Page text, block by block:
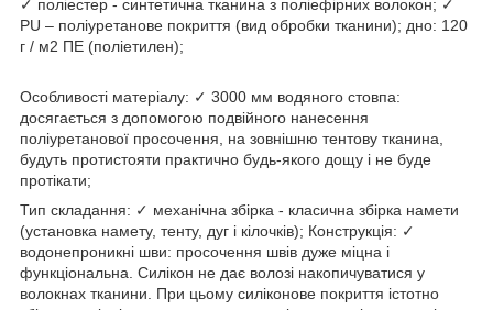
✓ поліестер - синтетична тканина з поліефірних волокон; ✓
PU – поліуретанове покриття (вид обробки тканини); дно: 120
г / м2 ПЕ (поліетилен);
Особливості матеріалу: ✓ 3000 мм водяного стовпа:
досягається з допомогою подвійного нанесення
поліуретанової просочення, на зовнішню тентову тканина,
будуть протистояти практично будь-якого дощу і не буде
протікати;
Тип складання: ✓ механічна збірка - класична збірка намети
(установка намету, тенту, дуг і кілочків); Конструкція: ✓
водонепроникні шви: просочення швів дуже міцна і
функціональна. Силікон не дає волозі накопичуватися у
волокнах тканини. При цьому силіконове покриття істотно